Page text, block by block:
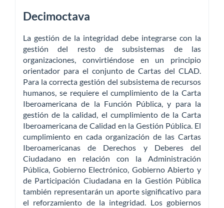
Decimoctava
La gestión de la integridad debe integrarse con la
gestión del resto de subsistemas de las
organizaciones, convirtiéndose en un principio
orientador para el conjunto de Cartas del CLAD.
Para la correcta gestión del subsistema de recursos
humanos, se requiere el cumplimiento de la Carta
Iberoamericana de la Función Pública, y para la
gestión de la calidad, el cumplimiento de la Carta
Iberoamericana de Calidad en la Gestión Pública. El
cumplimiento en cada organización de las Cartas
Iberoamericanas de Derechos y Deberes del
Ciudadano en relación con la Administración
Pública, Gobierno Electrónico, Gobierno Abierto y
de Participación Ciudadana en la Gestión Pública
también representarán un aporte significativo para
el reforzamiento de la integridad. Los gobiernos